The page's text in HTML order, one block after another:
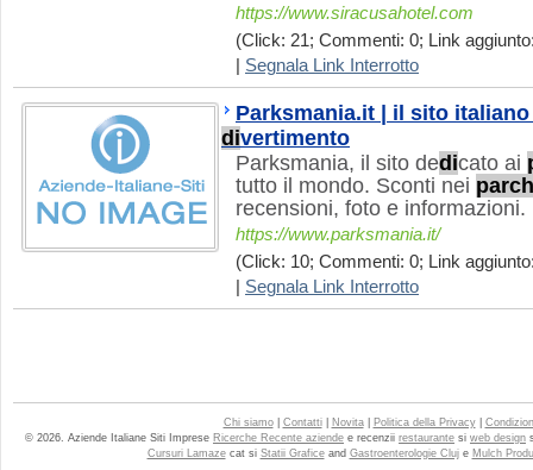
https://www.siracusahotel.com
(Click: 21; Commenti: 0; Link
Segnala Link Interrotto
Parksmania.it | il sito italiano
divertimento
Parksmania, il sito dedicato ai
tutto il mondo. Sconti nei
recensioni, foto e informazioni.
https://www.parksmania.it/
(Click: 10; Commenti: 0; Link
Segnala Link Interrotto
Chi siamo| Contatti| Novita| Politica della Privacy|
© 2026. Aziende Italiane Siti Imprese Ricerche Recente aziende e recenzii restaurante si web design
Cursuri Lamazecat si Statii Graficeand Gastroenterologie Cluje Mulch